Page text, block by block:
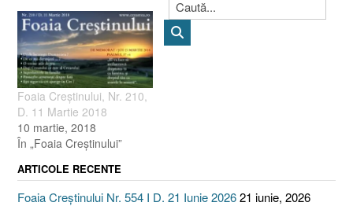
D. 27 August 2023 406.
Foaia Creştinului, Nr. 406 I
D. 20 August 2023…
Foaia Creştinului, Nr. 210,
D. 11 Martie 2018
10 martie, 2018
În „Foaia Creştinului”
ARTICOLE RECENTE
Foaia Creștinului Nr. 554 I D. 21 Iunie 202621 iunie, 2026